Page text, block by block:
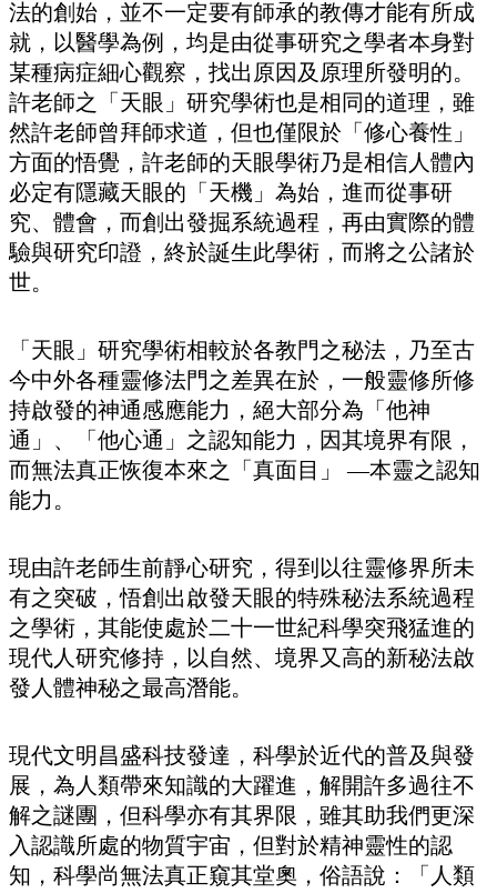
法的創始，並不一定要有師承的教傳才能有所成
就，以醫學為例，均是由從事研究之學者本身對
某種病症細心觀察，找出原因及原理所發明的。
許老師之「天眼」研究學術也是相同的道理，雖
然許老師曾拜師求道，但也僅限於「修心養性」
方面的悟覺，許老師的天眼學術乃是相信人體內
必定有隱藏天眼的「天機」為始，進而從事研
究、體會，而創出發掘系統過程，再由實際的體
驗與研究印證，終於誕生此學術，而將之公諸於
世。
「天眼」研究學術相較於各教門之秘法，乃至古
今中外各種靈修法門之差異在於，一般靈修所修
持啟發的神通感應能力，絕大部分為「他神
通」、「他心通」之認知能力，因其境界有限，
而無法真正恢復本來之「真面目」 —本靈之認知
能力。
現由許老師生前靜心研究，得到以往靈修界所未
有之突破，悟創出啟發天眼的特殊秘法系統過程
之學術，其能使處於二十一世紀科學突飛猛進的
現代人研究修持，以自然、境界又高的新秘法啟
發人體神秘之最高潛能。
現代文明昌盛科技發達，科學於近代的普及與發
展，為人類帶來知識的大躍進，解開許多過往不
解之謎團，但科學亦有其界限，雖其助我們更深
入認識所處的物質宇宙，但對於精神靈性的認
知，科學尚無法真正窺其堂奧，俗語說：「人類